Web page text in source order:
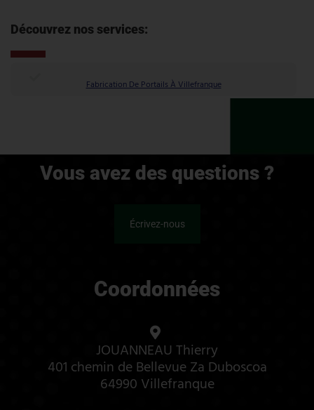
Découvrez nos services:
Fabrication De Portails À Villefranque
Vous avez des questions ?
Écrivez-nous
Coordonnées
JOUANNEAU Thierry
401 chemin de Bellevue Za Duboscoa
64990 Villefranque